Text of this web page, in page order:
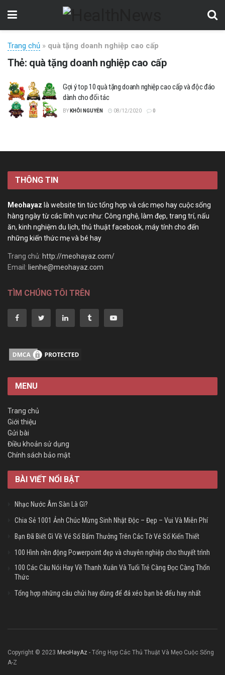
Trang chủ » quà tặng doanh nghiệp cao cấp
Thẻ: quà tặng doanh nghiệp cao cấp
Gợi ý top 10 quà tặng doanh nghiệp cao cấp và độc đáo
dành cho đối tác
BY KHÔI NGUYỄN 08/12/2020 0
THÔNG TIN
Meohayaz là website tin tức tổng hợp và các mẹo hay cuộc sống
hàng ngày từ các lĩnh vực như: Công nghệ, làm đẹp, trang trí, nấu
ăn, kinh nghiệm du lịch, thủ thuật facebook, máy tính cho đến
những kiến thức mẹ và bé hay
Trang chủ: http://meohayaz.com/
Email: lienhe@meohayaz.com
TÌM CHÚNG TÔI TRÊN
MENU
Trang chủ
Giới thiệu
Gửi bài
Điều khoản sử dụng
Chính sách bảo mật
BÀI VIẾT NỔI BẬT
Nhạc Nước Âm Sàn Là Gì?
Chia Sẻ 1001 Ảnh Chúc Mừng Sinh Nhật Độc – Đẹp – Vui Và Miễn Phí
Bạn Đã Biết Gì Về Vé Số Bấm Thưởng Trên Các Tờ Vé Số Kiến Thiết
100 Hình nền động Powerpoint đẹp và chuyên nghiệp cho thuyết trình
100 Các Câu Nói Hay Về Thanh Xuân Và Tuổi Trẻ Càng Đọc Càng Thổn
Thức
Tổng hợp những câu chửi hay dùng để đá xéo bạn bè đểu hay nhất
Copyright © 2023 MeoHayAz - Tổng Hợp Các Thủ Thuật Và Mẹo Cuộc Sống
A-Z